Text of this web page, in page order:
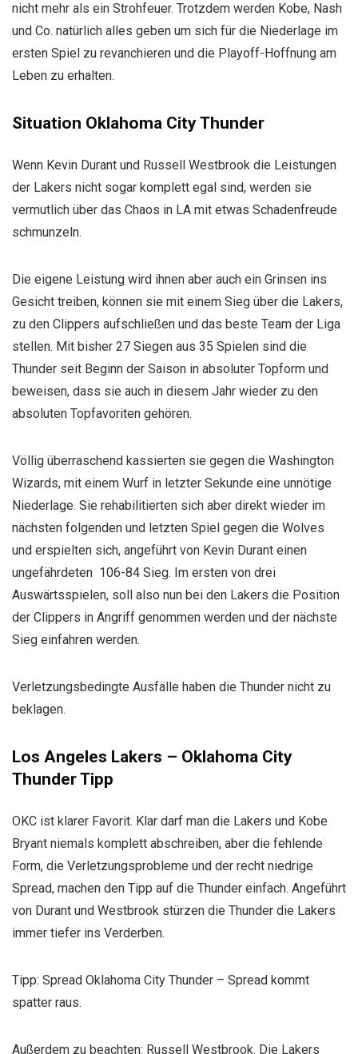
nicht mehr als ein Strohfeuer. Trotzdem werden Kobe, Nash
und Co. natürlich alles geben um sich für die Niederlage im
ersten Spiel zu revanchieren und die Playoff-Hoffnung am
Leben zu erhalten.
Situation Oklahoma City Thunder
Wenn Kevin Durant und Russell Westbrook die Leistungen
der Lakers nicht sogar komplett egal sind, werden sie
vermutlich über das Chaos in LA mit etwas Schadenfreude
schmunzeln.
Die eigene Leistung wird ihnen aber auch ein Grinsen ins
Gesicht treiben, können sie mit einem Sieg über die Lakers,
zu den Clippers aufschließen und das beste Team der Liga
stellen. Mit bisher 27 Siegen aus 35 Spielen sind die
Thunder seit Beginn der Saison in absoluter Topform und
beweisen, dass sie auch in diesem Jahr wieder zu den
absoluten Topfavoriten gehören.
Völlig überraschend kassierten sie gegen die Washington
Wizards, mit einem Wurf in letzter Sekunde eine unnötige
Niederlage. Sie rehabilitierten sich aber direkt wieder im
nächsten folgenden und letzten Spiel gegen die Wolves
und erspielten sich, angeführt von Kevin Durant einen
ungefährdeten 106-84 Sieg. Im ersten von drei
Auswärtsspielen, soll also nun bei den Lakers die Position
der Clippers in Angriff genommen werden und der nächste
Sieg einfahren werden.
Verletzungsbedingte Ausfälle haben die Thunder nicht zu
beklagen.
Los Angeles Lakers – Oklahoma City
ThunderTipp
OKC ist klarer Favorit. Klar darf man die Lakers und Kobe
Bryant niemals komplett abschreiben, aber die fehlende
Form, die Verletzungsprobleme und der recht niedrige
Spread, machen den Tipp auf die Thunder einfach. Angeführt
von Durant und Westbrook stürzen die Thunder die Lakers
immer tiefer ins Verderben.
Tipp: Spread Oklahoma City Thunder – Spread kommt
spatter raus.
Außerdem zu beachten: Russell Westbrook. Die Lakers